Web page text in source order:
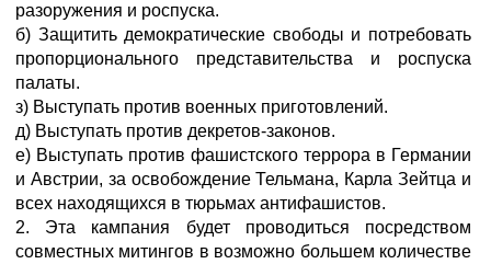
разоружения и роспуска.
б) Защитить демократические свободы и потребовать
пропорционального представительства и роспуска
палаты.
з) Выступать против военных приготовлений.
д) Выступать против декретов-законов.
е) Выступать против фашистского террора в Германии
и Австрии, за освобождение Тельмана, Карла Зейтца и
всех находящихся в тюрьмах антифашистов.
2. Эта кампания будет проводиться посредством
совместных митингов в возможно большем количестве